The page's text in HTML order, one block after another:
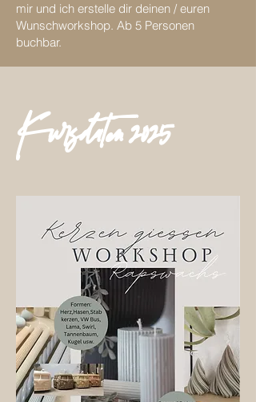
mir und ich erstelle dir deinen / euren
Wunschworkshop. Ab 5 Personen
buchbar.
Kursdaten 2025